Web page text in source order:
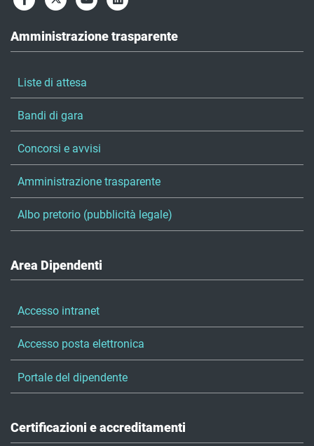
Amministrazione trasparente
Liste di attesa
Bandi di gara
Concorsi e avvisi
Amministrazione trasparente
Albo pretorio (pubblicità legale)
Area Dipendenti
Accesso intranet
Accesso posta elettronica
Portale del dipendente
Certificazioni e accreditamenti